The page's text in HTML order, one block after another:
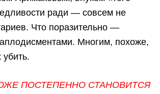
ради — совсем не
Что поразительно —
Многим, похоже,
убить.
ПОСТЕПЕННО СТАНОВИТСЯ